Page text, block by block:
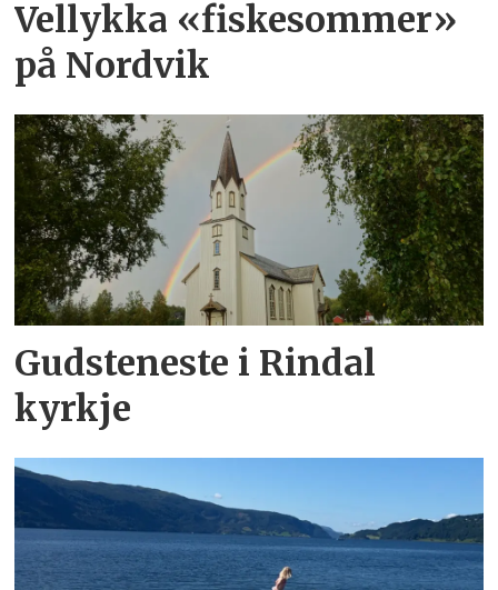
Vellykka «fiskesommer»
på Nordvik
Gudsteneste i Rindal
kyrkje